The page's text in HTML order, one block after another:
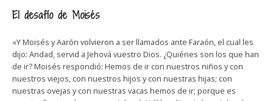
El desafío de Moisés
«Y Moisés y Aarón volvieron a ser llamados ante Faraón, el cual les
dijo: Andad, servid a Jehová vuestro Dios. ¿Quiénes son los que han
de ir? Moisés respondió: Hemos de ir con nuestros niños y con
nuestros viejos, con nuestros hijos y con nuestras hijas; con
nuestras ovejas y con nuestras vacas hemos de ir; porque es